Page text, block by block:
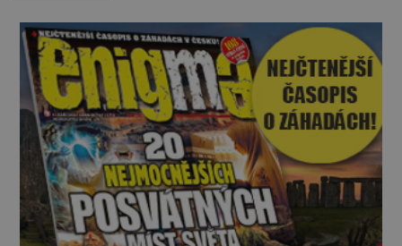
kolosů dokonce odhadem až 1650 tun. Jak lidé bez
moderních strojů dokázali takové giganty vytesat,
dopravit a přesně u